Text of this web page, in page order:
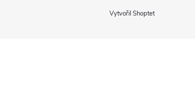
Vytvořil Shoptet